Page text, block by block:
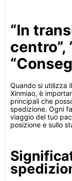
“In
centro”,
Quando si utilizza
Xinmiao, è
principali che
spedizione. Ogni
viaggio del tuo
posizione e sullo